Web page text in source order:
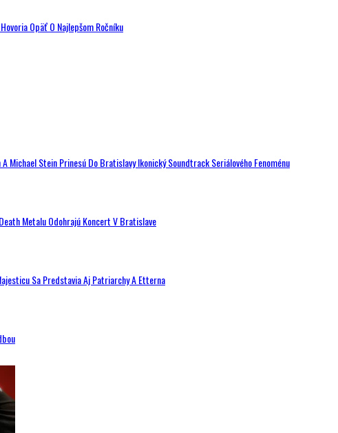
Opäť O Najlepšom Ročníku
Michael Stein Prinesú Do Bratislavy Ikonický Soundtrack Seriálového Fenoménu
Metalu Odohrajú Koncert V Bratislave
Sa Predstavia Aj Patriarchy A Etterna